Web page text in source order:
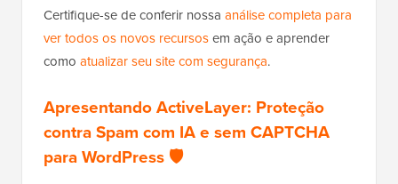
Certifique-se de conferir nossa análise completa para
ver todos os novos recursosem ação e aprender
como atualizar seu site com segurança.
Apresentando ActiveLayer: Proteção
contra Spam com IA e sem CAPTCHA
para WordPress 🛡️